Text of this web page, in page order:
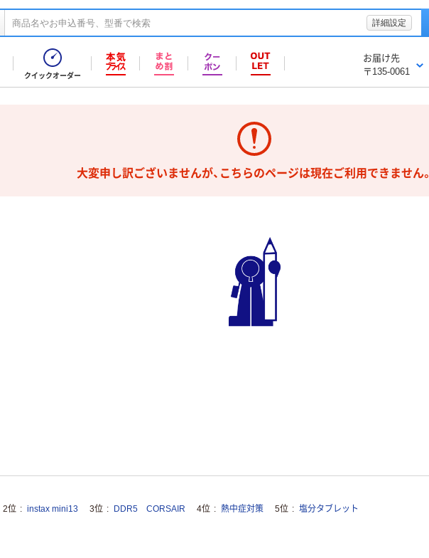
詳細設定
クイックオーダー
お届け先
〒135-0061
大変申し訳ございませんが、こちらのページは現在ご利用できません。
2位 instax mini13 3位 DDR5 CORSAIR 4位 熱中症対策 5位 塩分タブレット